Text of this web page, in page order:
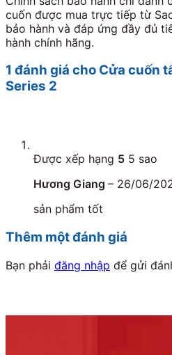
cuốn được mua trực tiếp từ
bảo hành và đáp ứng đầy đủ
hành chính hãng.
1 đánh giá cho Cửa cuốn
Series 2
Được xếp hạng 5 5 sao
Hương Giang – 26/06/
sản phẩm tốt
Thêm một đánh giá
Bạn phải đăng nhập để gửi